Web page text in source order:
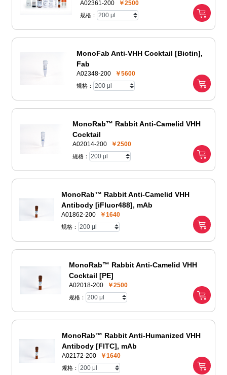
A02361-200 ￥2500
规格：
MonoFab Anti-VHH Cocktail [Biotin],
Fab
A02348-200 ￥5600
规格：
MonoRab™ Rabbit Anti-Camelid VHH
Cocktail
A02014-200 ￥2500
规格：
MonoRab™ Rabbit Anti-Camelid VHH
Antibody [iFluor488], mAb
A01862-200 ￥1640
规格：
MonoRab™ Rabbit Anti-Camelid VHH
Cocktail [PE]
A02018-200 ￥2500
规格：
MonoRab™ Rabbit Anti-Humanized VHH
Antibody [FITC], mAb
A02172-200 ￥1640
规格：